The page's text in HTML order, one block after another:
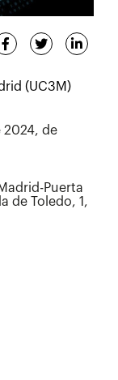
(UC3M)
2024, de
Puerta
de Toledo, 1,